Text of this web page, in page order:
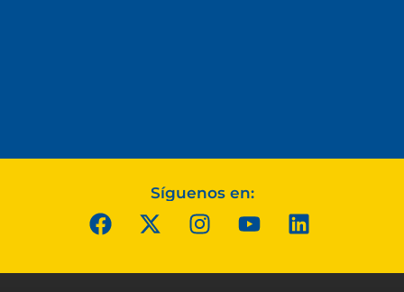
Síguenos en: